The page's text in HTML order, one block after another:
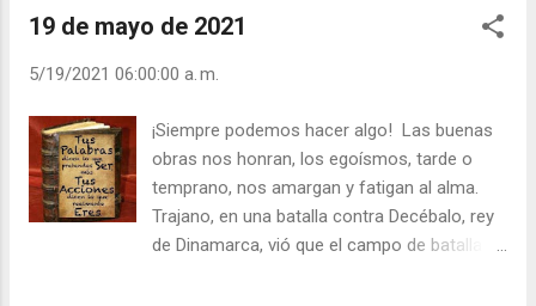
gracia divina. - ¿Te conformas con abrir
sientes pecador, pero con la puerta abierta al
del Día (+ Leer ). | Evangelio y Meditación (+
Leer ) | | Santo del día (+ Leer ) | Laudes (+
Leer ) | Vísperas (+ Leer ) |
19 de mayo de 2021
5/19/2021 06:00:00 a. m.
¡Siempre podemos hacer algo! Las buenas
obras nos honran, los egoísmos, tarde o
temprano, nos amargan y fatigan al alma.
Trajano, en una batalla contra Decébalo, rey
de Dinamarca, vió que el campo de batalla